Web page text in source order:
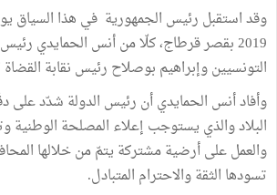
2019 بقصر قرطاج، كلّا من أنس الحمايدي
التونسيين وإبراهيم بوصلاح رئيس نقابة القضاة
وأفاد أنس الحمايدي أن رئيس الدولة شدّد على
البلاد والذي يستوجب إعلاء المصلحة الوطنية
والعمل على أرضية مشتركة يتمّ من خلالها
تسودها الثقة والاحترام المتبادل.